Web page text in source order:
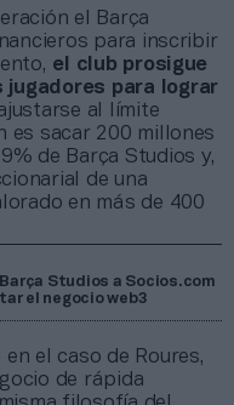
el Barça
para inscribir
el club prosigue
jugadores para lograr
al límite
es sacar 200 millones
de Barça Studios y,
de una
en más de 400
Studios a Socios.com
el negocio web3
el caso de Roures,
de rápida